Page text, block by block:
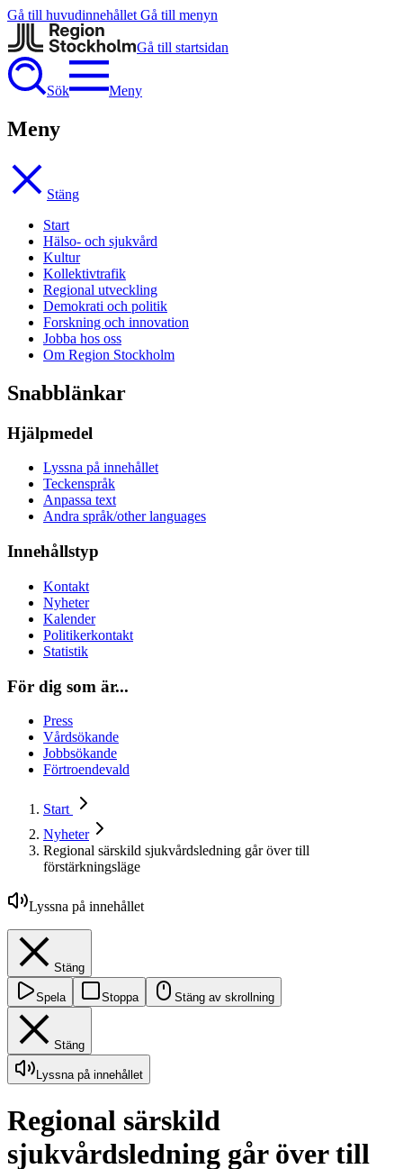
Gå till huvudinnehållet Gå till menyn
Gå till startsidan
Sök Meny
Meny
Stäng
Start
Hälso- och sjukvård
Kultur
Kollektivtrafik
Regional utveckling
Demokrati och politik
Forskning och innovation
Jobba hos oss
Om Region Stockholm
Snabblänkar
Hjälpmedel
Lyssna på innehållet
Teckenspråk
Anpassa text
Andra språk/other languages
Innehållstyp
Kontakt
Nyheter
Kalender
Politikerkontakt
Statistik
För dig som är...
Press
Vårdsökande
Jobbsökande
Förtroendevald
Start
Nyheter
Regional särskild sjukvårdsledning går över till
förstärkningsläge
Lyssna på innehållet
Stäng
Spela Stoppa Stäng av skrollning
Stäng
Lyssna på innehållet
Regional särskild
sjukvårdsledning går över till